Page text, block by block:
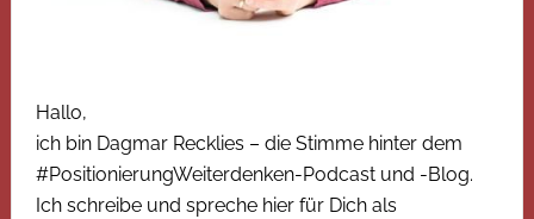
Hallo,
ich bin Dagmar Recklies – die Stimme hinter dem
#PositionierungWeiterdenken-Podcast und -Blog.
Ich schreibe und spreche hier für Dich als